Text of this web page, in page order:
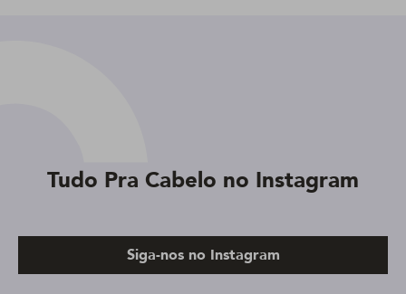
Tudo Pra Cabelo no Instagram
Siga-nos no Instagram